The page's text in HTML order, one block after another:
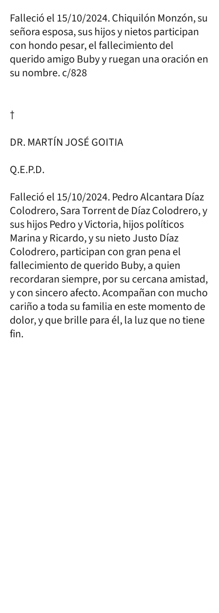
Falleció el 15/10/2024. Chiquilón Monzón, su
señora esposa, sus hijos y nietos participan
con hondo pesar, el fallecimiento del
querido amigo Buby y ruegan una oración en
su nombre. c/828
†
DR. MARTÍN JOSÉ GOITIA
Q.E.P.D.
Falleció el 15/10/2024. Pedro Alcantara Díaz
Colodrero, Sara Torrent de Díaz Colodrero, y
sus hijos Pedro y Victoria, hijos políticos
Marina y Ricardo, y su nieto Justo Díaz
Colodrero, participan con gran pena el
fallecimiento de querido Buby, a quien
recordaran siempre, por su cercana amistad,
y con sincero afecto. Acompañan con mucho
cariño a toda su familia en este momento de
dolor, y que brille para él, la luz que no tiene
fin.